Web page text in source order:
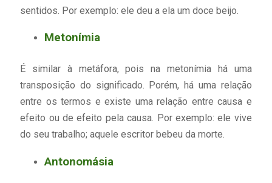
sentidos. Por exemplo: ele deu a ela um doce beijo.
Metonímia
É similar à metáfora, pois na metonímia há uma
transposição do significado. Porém, há uma relação
entre os termos e existe uma relação entre causa e
efeito ou de efeito pela causa. Por exemplo: ele vive
do seu trabalho; aquele escritor bebeu da morte.
Antonomásia